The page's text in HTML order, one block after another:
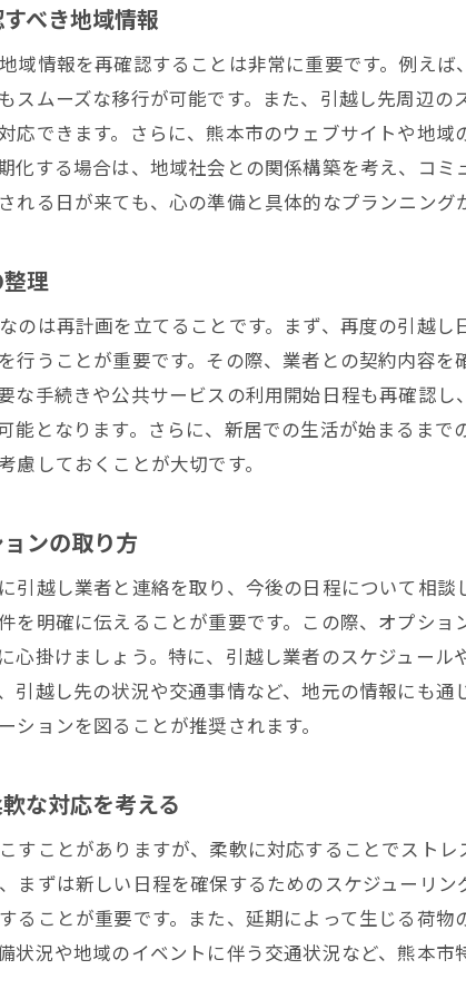
引越し延期期間を充実させるための趣味
熊本市でのリラックススポットの活用法
引越し延期中の健康管理と心のケア
地域イベントへの参加で熊本市を知る
引越し延期をポジティブに捉える心の
引越し延期を機に始める新しい習慣
地域のボランティア活動に参加
引越し前に地域の文化を学ぶ方法
新生活の準備として地域の交通機関を
引越し延期中の熊本市での学びの機会
熊本市の公共施設とその利用方法
地域の緊急連絡先リストを作成する
熊本市の交通機関情報とその活用法
地域の医療機関へのアクセス方法
熊本市の買い物スポットと便利な施設
熊本市で引越し延期を乗り越えるために知っ
熊本市の天候に合わせた引越し計画の
地域の引越し文化を理解する
引越し延期中の地元の伝統行事参加の
熊本市の地域コミュニティとの関係構築
べき地域情報
域情報を再確認することは非常に重要です。例え
スムーズな移行が可能です。また、引越し先周辺
応できます。さらに、熊本市のウェブサイトや地
化する場合は、地域社会との関係構築を考え、コ
れる日が来ても、心の準備と具体的なプランニング
理
のは再計画を立てることです。まず、再度の引越
行うことが重要です。その際、業者との契約内容
な手続きや公共サービスの利用開始日程も再確認
能となります。さらに、新居での生活が始まるま
しておくことが大切です。
ンの取り方
引越し業者と連絡を取り、今後の日程について相
を明確に伝えることが重要です。この際、オプシ
心掛けましょう。特に、引越し業者のスケジュー
引越し先の状況や交通事情など、地元の情報にも
ョンを図ることが推奨されます。
な対応を考える
すことがありますが、柔軟に対応することでスト
まずは新しい日程を確保するためのスケジューリ
ることが重要です。また、延期によって生じる荷
状況や地域のイベントに伴う交通状況など、熊本